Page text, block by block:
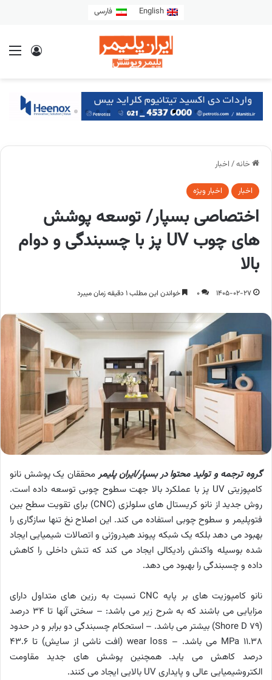
English فارسی
خانه/ اخبار
اخبار اخبار ویژه
اختصاصی بسپار/ توسعه پوشش
های چوب UV پز با چسبندگی و دوام
بالا
1405-02-27
0 خواندن این مطلب 1 دقیقه زمان میبرد
گروه ترجمه و تولید محتوا در بسپار/ایران پلیمرمحققان یک پوشش نانو
کامپوزیتی UV پز با عملکرد بالا جهت سطوح چوبی توسعه داده است.
روش جدید از نانو کریستال های سلولزی (CNC) برای تقویت سطح بین
فتوپلیمر و سطوح چوبی استفاده می کند. این اصلاح نخ تنها سازگاری را
بهبود می دهد بلکه یک شبکه پیوند هیدروژنی و اتصالات شیمیایی ایجاد
شده بوسیله واکنش رادیکالی ایجاد می کند که تنش داخلی را کاهش
داده و چسبندگی را بهبود می دهد.
نانو کامپوزیت های بر پایه CNC نسبت به رزین های متداول دارای
مزایایی می باشند که به شرح زیر می باشد: – سختی آنها تا 34 درصد
(79 Shore D) بیشتر می باشد. – استحکام چسبندگی دو برابر و در حدود
11.38 MPa می باشد. – wear loss (افت ناشی از سایش) تا 43.6
درصد کاهش می یابد. همچنین پوشش های جدید مقاومت
الکتروشیمیایی عالی و پایداری UV بالایی ایجاد می کنند.